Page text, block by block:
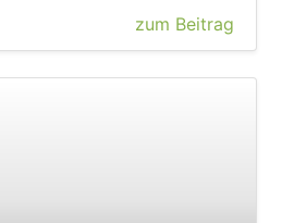
zum Beitrag